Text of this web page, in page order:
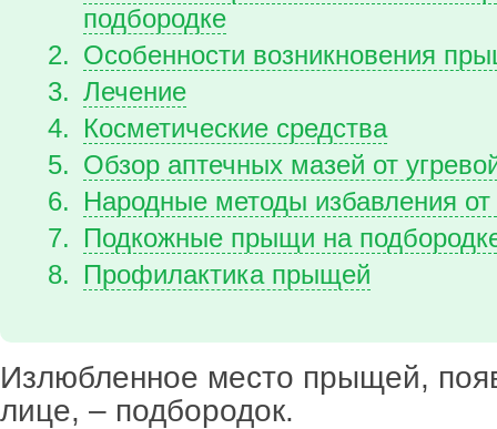
подбородке
Особенности возникновения
Лечение
Косметические средства
Обзор аптечных мазей от
Народные методы избавления
Подкожные прыщи на
Профилактика прыщей
Излюбленное место прыщей,
лице, – подбородок.